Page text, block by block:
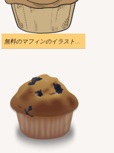
無料のマフィンのイラスト背景